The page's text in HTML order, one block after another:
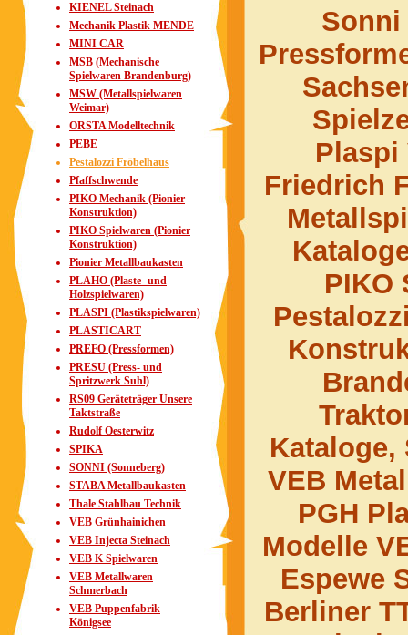
KIENEL Steinach
Mechanik Plastik MENDE
MINI CAR
MSB (Mechanische
Spielwaren Brandenburg)
MSW (Metallspielwaren
Weimar)
ORSTA Modelltechnik
PEBE
Pestalozzi Fröbelhaus
Pfaffschwende
PIKO Mechanik (Pionier
Konstruktion)
PIKO Spielwaren (Pionier
Konstruktion)
Pionier Metallbaukasten
PLAHO (Plaste- und
Holzspielwaren)
PLASPI (Plastikspielwaren)
PLASTICART
PREFO (Pressformen)
PRESU (Press- und
Spritzwerk Suhl)
RS09 Geräteträger Unsere
Taktstraße
Rudolf Oesterwitz
SPIKA
SONNI (Sonneberg)
STABA Metallbaukasten
Thale Stahlbau Technik
VEB Grünhainichen
VEB Injecta Steinach
VEB K Spielwaren
VEB Metallwaren
Schmerbach
VEB Puppenfabrik
Königsee
Sonni
Plaspi
Friedrich
PIKO
VEB
PGH
Modelle
Espewe
Berliner